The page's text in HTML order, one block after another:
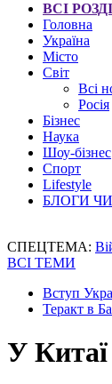
ВСІ
Головна
Україна
Місто
Світ
Всі
Росія
Бізнес
Наука
Шоу-бізнес
Спорт
Lifestyle
БЛОГИ
СПЕЦТЕМА:
ВСІ ТЕМИ
Вступ
Теракт в
У Китаї